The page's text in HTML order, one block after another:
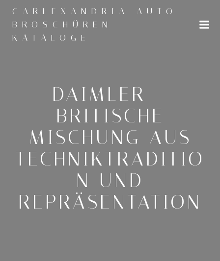
Inhalt
CARLEXANDRIA AUTO
BROSCHÜREN
KATALOGE
DAIMLER –
BRITISCHE
MISCHUNG AUS
TECHNIKTRADITIO
N UND
REPRÄSENTATION